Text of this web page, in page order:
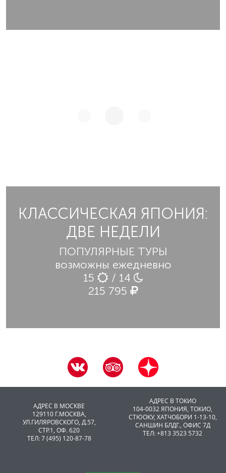
КЛАССИЧЕСКАЯ ЯПОНИЯ:
ДВЕ НЕДЕЛИ
ПОПУЛЯРНЫЕ ТУРЫ
возможны ежедневно
15
/ 14
215 795
АДРЕС В МОСКВЕ
129110 Г.МОСКВА,
УЛ.ГИЛЯРОВСКОГО, Д.57,
СТР.1, ОФ. 620
ТЕЛ: 7 (495) 120-87-78
АДРЕС В ТОКИО
104-0032 ЯПОНИЯ, ТОКИО,
CТЮОКУ, ХАТЧОБОРИ 1-13-10,
САНШИН БЛДГ., ОФИС 7Д
ТЕЛ: +813 3523 5732